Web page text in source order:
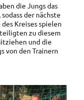
die Jungs das
der nächste
Kreises spielen
zu diesem
und die
von den Trainern